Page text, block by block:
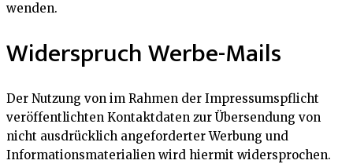
wenden.
Widerspruch Werbe-Mails
Der Nutzung von im Rahmen der Impressumspflicht
veröffentlichten Kontaktdaten zur Übersendung von
nicht ausdrücklich angeforderter Werbung und
Informationsmaterialien wird hiermit widersprochen.